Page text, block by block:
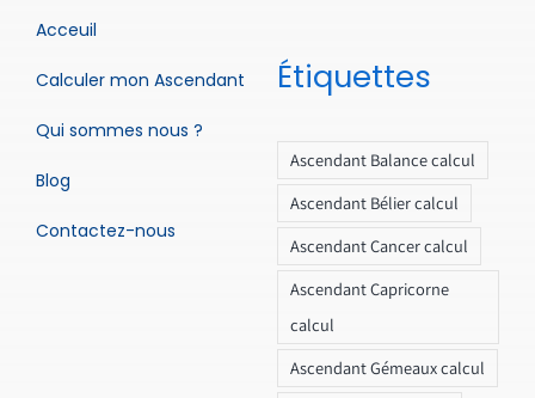
Acceuil
Calculer mon Ascendant
Qui sommes nous ?
Blog
Contactez-nous
Étiquettes
Ascendant Balance calcul
Ascendant Bélier calcul
Ascendant Cancer calcul
Ascendant Capricorne
calcul
Ascendant Gémeaux calcul